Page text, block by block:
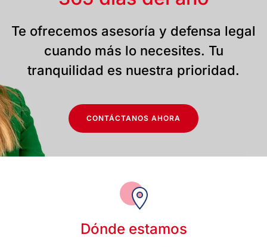
Te ofrecemos asesoría y defensa legal
cuando más lo necesites. Tu
tranquilidad es nuestra prioridad.
CONTÁCTANOS AHORA
Dónde estamos